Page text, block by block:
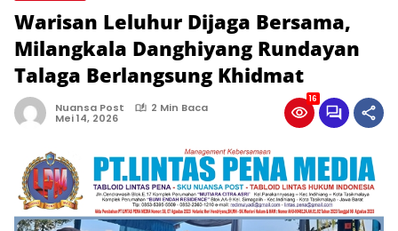
Warisan Leluhur Dijaga Bersama,
Milangkala Danghiyang Rundayan
Talaga Berlangsung Khidmat
Nuansa Post 2 Min Baca
Mei 14, 2026
16